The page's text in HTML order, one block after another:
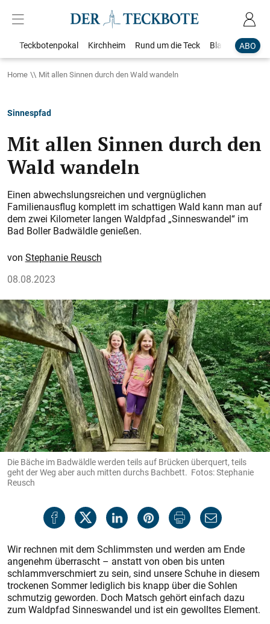
ABO
Teckbotenpokal Kirchheim Rund um die Teck Blaulicht
Home Mit allen Sinnen durch den Wald wandeln
Sinnespfad
Mit allen Sinnen durch den
Wald wandeln
Einen abwechslungsreichen und vergnüglichen
Familienausflug komplett im schattigen Wald kann man auf
dem zwei Kilometer langen Waldpfad „Sinneswandel“ im
Bad Boller Badwäldle genießen.
Stephanie Reusch
08.08.2023
Die Bäche im Badwäldle werden teils auf Brücken überquert, teils
geht der Weg aber auch mitten durchs Bachbett. Fotos: Stephanie
Reusch
Wir rechnen mit dem Schlimmsten und werden am Ende
angenehm überrascht – anstatt von oben bis unten
schlammverschmiert zu sein, sind unsere Schuhe in diesem
trockenen Sommer lediglich bis knapp über die Sohlen
schmutzig geworden. Doch Matsch gehört einfach dazu
zum Waldpfad Sinneswandel und ist ein gewolltes Element.